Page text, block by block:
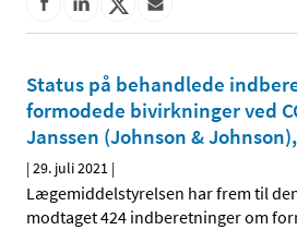
Status på behandlede
formodede bivirkninger ved
Janssen (Johnson &
|29. juli 2021 |
Lægemiddelstyrelsen har frem til
modtaget 424 indberetninger om